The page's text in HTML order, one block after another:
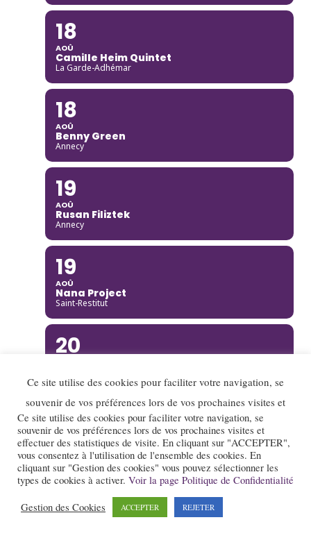
18
AOÛ
Camille Heim Quintet
La Garde-Adhémar
18
AOÛ
Benny Green
Annecy
19
AOÛ
Rusan Filiztek
Annecy
19
AOÛ
Nana Project
Saint-Restitut
20
Annecy
20
AOÛ
Ariane Racicot Trio
Donzère
20
Ce site utilise des cookies pour faciliter votre navigation, se
souvenir de vos préférences lors de vos prochaines visites et
Ce site utilise des cookies pour faciliter votre navigation, se
souvenir de vos préférences lors de vos prochaines visites et
effectuer des statistiques de visite. En cliquant sur "ACCEPTER",
vous consentez à l'utilisation de l'ensemble des cookies. En
cliquant sur "Gestion des cookies" vous pouvez sélectionner les
types de cookies à activer. Voir la page Politique de Confidentialité
Gestion des Cookies ACCEPTER REJETER